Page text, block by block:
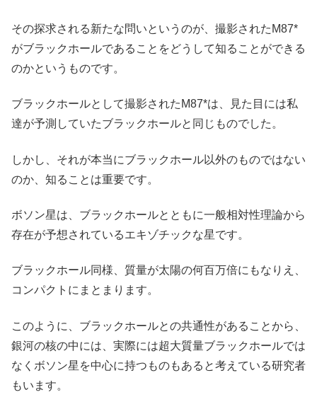
その探求される新たな問いというのが、撮影されたM87*
がブラックホールであることをどうして知ることができる
のかというものです。
ブラックホールとして撮影されたM87*は、見た目には私
達が予測していたブラックホールと同じものでした。
しかし、それが本当にブラックホール以外のものではない
のか、知ることは重要です。
ボソン星は、ブラックホールとともに一般相対性理論から
存在が予想されているエキゾチックな星です。
ブラックホール同様、質量が太陽の何百万倍にもなりえ、
コンパクトにまとまります。
このように、ブラックホールとの共通性があることから、
銀河の核の中には、実際には超大質量ブラックホールでは
なくボソン星を中心に持つものもあると考えている研究者
もいます。